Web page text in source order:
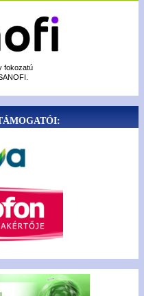
fokozatú